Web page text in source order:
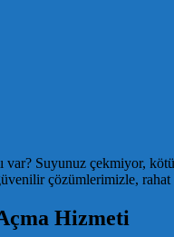
var? Suyunuz çekmiyor,
çözümlerimizle,
Hizmeti